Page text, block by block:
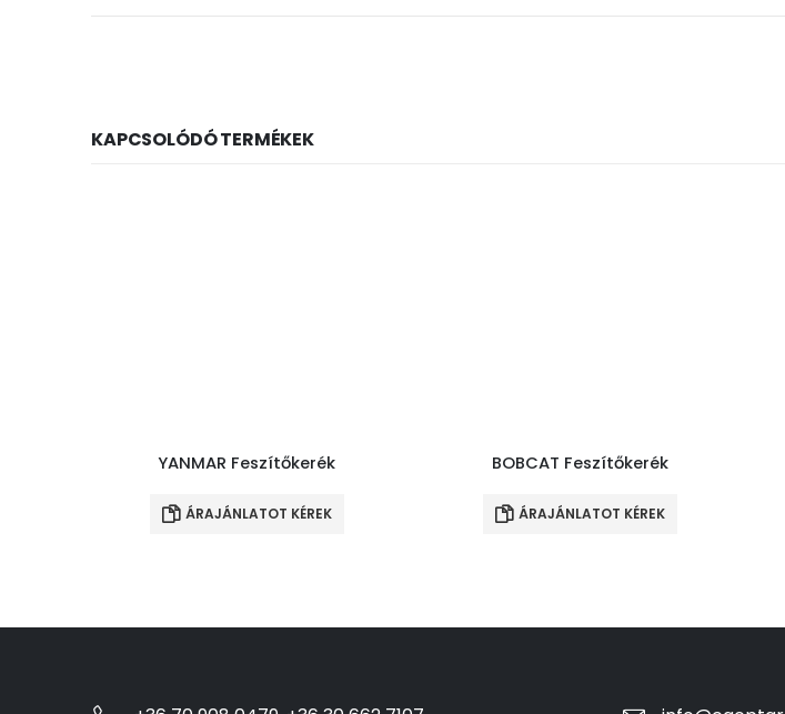
KAPCSOLÓDÓ TERMÉKEK
YANMAR Feszítőkerék
ÁRAJÁNLATOT KÉREK
BOBCAT Feszítőkerék
ÁRAJÁNLATOT KÉREK